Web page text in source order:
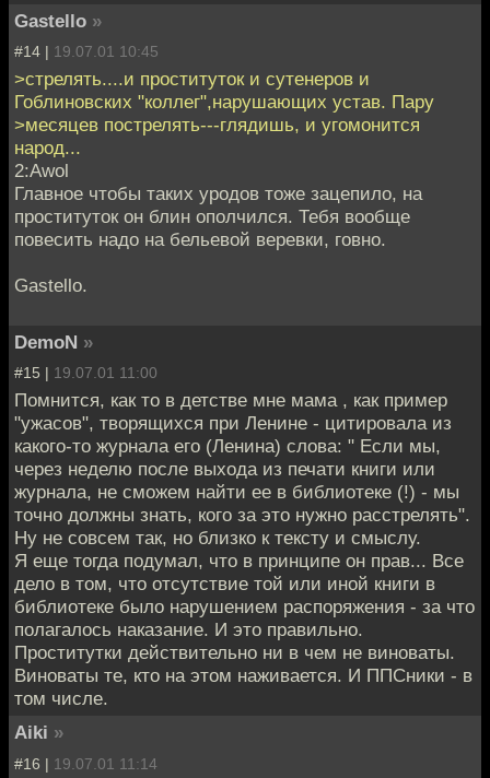
Gastello »
#14 | 19.07.01 10:45
>стрелять....и проституток и сутенеров и
Гоблиновских "коллег",нарушающих устав. Пару
>месяцев пострелять---глядишь, и угомонится
народ...
2:Awol
Главное чтобы таких уродов тоже зацепило, на
проституток он блин ополчился. Тебя вообще
повесить надо на бельевой веревки, говно.
Gastello.
DemoN »
#15 | 19.07.01 11:00
Помнится, как то в детстве мне мама , как пример
"ужасов", творящихся при Ленине - цитировала из
какого-то журнала его (Ленина) слова: " Если мы,
через неделю после выхода из печати книги или
журнала, не сможем найти ее в библиотеке (!) - мы
точно должны знать, кого за это нужно расстрелять".
Ну не совсем так, но близко к тексту и смыслу.
Я еще тогда подумал, что в принципе он прав... Все
дело в том, что отсутствие той или иной книги в
библиотеке было нарушением распоряжения - за что
полагалось наказание. И это правильно.
Проститутки действительно ни в чем не виноваты.
Виноваты те, кто на этом наживается. И ППСники - в
том числе.
Aiki »
#16 | 19.07.01 11:14